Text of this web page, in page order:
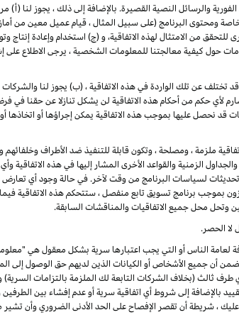
والرسائل النصية القصيرة. بالإضافة إلى ذلك ، يجوز لنا (أ)
البرنامج (على سبيل المثال ، قيام عميل معين من
من الامتثال لهذه الاتفاقية، و (ج) استخدام وإعادة إنتاج
حول كيفية معالجتنا للمعلومات الشخصية ، يرجى الاطلاع على
عن تلك الواردة في هذه الاتفاقية ، (ب) يجوز لنا والشركات
حكم من أحكام هذه الاتفاقية لن يشكل تنازلا عن حقنا في
قد نحصل عليها بموجب هذه الاتفاقية يمكن إجراؤها أو اتخاذها
ملزمة ، ومصلحة ، وتكون قابلة للتنفيذ ضد الأطراف وخلفائهم
الزمنية والقواعد الأخرى المشار إليها في هذه الاتفاقية
لسياسات البرنامج من وقت لآخر. في حالة وجود أي
بموجب برنامج تسويق تابع منفصل ، ستتحكم هذه الاتفاقية
وتحل محل جميع الاتفاقيات والمناقشات السابقة.
لا الحصر.
لعامة الناس أو التي يجب اعتبارها سرية بشكل معقول هي
أن جميع الأشخاص أو الكيانات الذين لديهم حق الوصول إلى
ثالث (بخلاف الشركات التابعة لك الملزمة بالتزامات
بالإضافة إلى شروط أي اتفاقية سرية أو عدم إفشاء بين
عليك ، شريطة أن تقصر الإفصاح على الحد الأدنى الضروري وأن